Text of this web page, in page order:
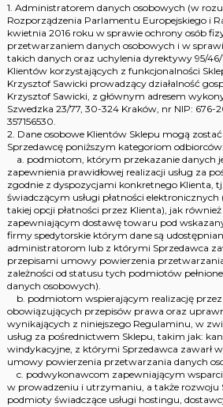
1. Administratorem danych osobowych (w
Rozporządzenia Parlamentu Europejskiego i
kwietnia 2016 roku w sprawie ochrony osób
przetwarzaniem danych osobowych i w
takich danych oraz uchylenia dyrektywy 95/46/
Klientów korzystających z funkcjonalności
Krzysztof Sawicki prowadzący działalność
Krzysztof Sawicki, z głównym adresem
Szwedzka 23/77, 30-324 Kraków, nr NIP: 676-
357156530.
2. Dane osobowe Klientów Sklepu mogą
Sprzedawcę poniższym kategoriom odbiorców:
a. podmiotom, którym przekazanie danych
zapewnienia prawidłowej realizacji usług za
zgodnie z dyspozycjami konkretnego Klienta,
świadczącym usługi płatności
takiej opcji płatności przez Klienta), jak
zapewniającym dostawę towaru pod
firmy spedytorskie którym dane są
administratorom lub z którymi Sprzedawca
przepisami umowy powierzenia
zależności od statusu tych podmiotów
danych osobowych).
b. podmiotom wspierającym realizację przez
obowiązujących przepisów prawa oraz
wynikających z niniejszego Regulaminu, w
usług za pośrednictwem Sklepu, takim jak:
windykacyjne, z którymi Sprzedawca zawarł
umowy powierzenia przetwarzania danych
c. podwykonawcom zapewniającym
w prowadzeniu i utrzymaniu, a także rozwoju
podmioty świadczące usługi hostingu,